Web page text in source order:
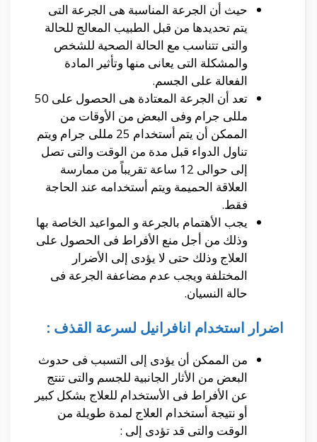
حيث أن الجرعة المناسبة هى الجرعة التى
يتم تحديدها من قبل الطبيب المعالج للحالة
والتى تتناسب مع الحالة الصحية للشخص
والمشكلة التى يعانى منها وتأثير المادة
الفعالة على الجسم.
تعد أن الجرعة المعتادة هى الحصول على 50
مللى جرام وفى البعض من الأوقات من
الممكن أن يتم أستخدام 25 مللى جرام ويتم
تناول الدواء قبل مدة من الوقت والتى تصل
إلى حوالى 12 ساعة تقريباً من ممارسة
العلاقة الحميمة ويتم أستخدامه عند الحاجة
فقط.
يجب الأهتمام بالجرعة و المواعيد الخاصة بها
وذلك من أجل منع الأفراط فى الحصول على
العلاج وذلك حتى لا يؤدى إلى الأضرار
المختلفة ويجب عدم مضاعفة الجرعة فى
حالة النسيان.
اضرار استخدام انافرانيل لسرعة القذف :
من الممكن أن يؤدى إلى التسبب فى حدوث
البعض من الأثار الجانبية للجسم والتى تنتج
عن الأفراط فى الأستخدام للعلاج بشكل كبير
أو نتيجة أستخدام العلاج لمدة طويلة من
الوقت والتى قد تؤدى إلى :